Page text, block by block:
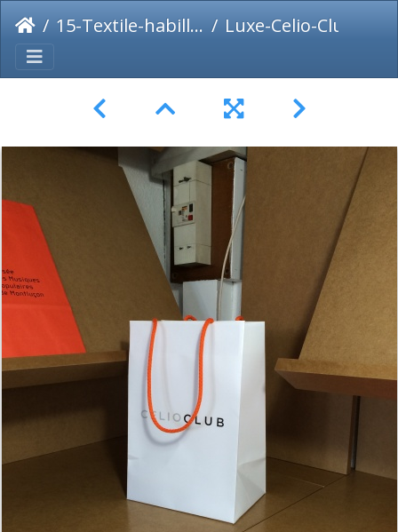
15-Textile-habillement-chaussure Luxe-Celio-Club-2